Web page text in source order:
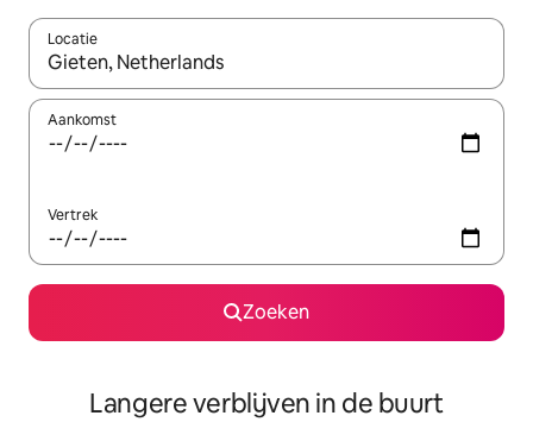
Locatie
Wanneer er resultaten beschikbaar zijn, maak je een keuze
Aankomst
Vertrek
Zoeken
Langere verblijven in de buurt